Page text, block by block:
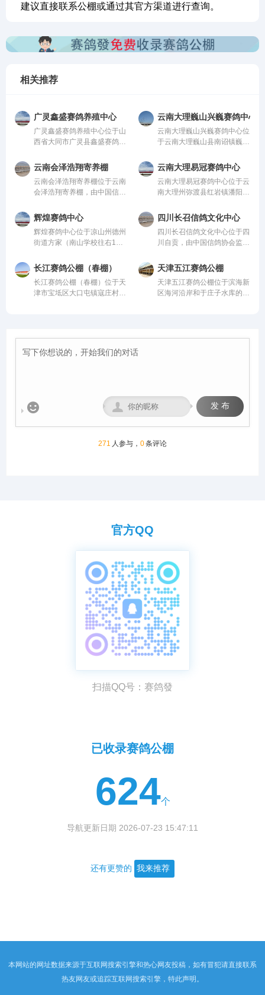
建议直接联系公棚或通过其官方渠道进行查询。
相关推荐
广灵鑫盛赛鸽养殖中心
广灵鑫盛赛鸽养殖中心位于山
西省大同市广灵县鑫盛赛鸽养
管。该公棚以国际、国内先
进、科学合理的设计方案进行
建设，采用一体化钢架结构，
公棚长200米，宽28米，高15
从配件设施到饲养团队，均达
到业内领先水平，为广大鸽友
创造一个心神向往的赛鸽净
地。
云南大理巍山兴巍赛鸽中心
云南大理巍山兴巍赛鸽中心位
于云南大理巍山县南诏镇巍山
鸽协会监管。该公棚以国际、
国内先进、科学合理的设计方
案进行建设，采用一体化钢架
结构，公棚长200米，宽28
羽赛鸽。从配件设施到饲养团
队，均达到业内领先水平，为
广大鸽友创造一个心神向往的
赛鸽净地。
云南会泽浩翔寄养棚
云南会泽浩翔寄养棚位于云南
会泽浩翔寄养棚，由中国信鸽
内先进、科学合理的设计方案
进行建设，采用一体化钢架结
构，公棚长200米，宽28米，
高15米，可容纳20000多羽赛
均达到业内领先水平，为广大
鸽友创造一个心神向往的赛鸽
净地。
云南大理易冠赛鸽中心
云南大理易冠赛鸽中心位于云
南大理州弥渡县红岩镇潘阳
公棚以国际、国内先进、科学
合理的设计方案进行建设，采
用一体化钢架结构，公棚长
200米，宽28米，高15米，可
设施到饲养团队，均达到业内
领先水平，为广大鸽友创造一
个心神向往的赛鸽净地。
辉煌赛鸽中心
辉煌赛鸽中心位于凉山州德州
街道方家（南山学校往右1公
管。该公棚以国际、国内先
进、科学合理的设计方案进行
建设，采用一体化钢架结构，
公棚长200米，宽28米，高15
创造一个心神向往的赛鸽净
地。
四川长召信鸽文化中心
四川长召信鸽文化中心位于四
川自贡，由中国信鸽协会监
进、科学合理的设计方案进行
建设，采用一体化钢架结构，
公棚长200米，宽28米，高15
米，可容纳20000多羽赛鸽。
地。
长江赛鸽公棚（春棚）
长江赛鸽公棚（春棚）位于天
津市宝坻区大口屯镇寇庄村西
米，可容纳20000多羽赛鸽。
天津五江赛鸽公棚
天津五江赛鸽公棚位于滨海新
区海河沿岸和于庄子水库的生
 发 布

271 人参与， 0条评论
官方QQ
扫描QQ号：赛鸽發
已收录赛鸽公棚
624个
导航更新日期 2026-07-23 15:47:11
还有更赞的 我来推荐
本网站的网址数据来源于互联网搜索引擎和热心网友投稿，如有冒犯请直接联系
热友网友或追踪互联网搜索引擎，特此声明。